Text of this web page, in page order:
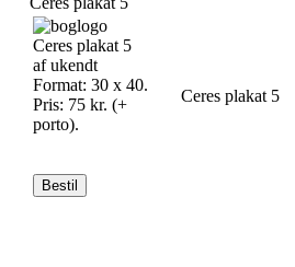
Ceres plakat 5
af ukendt
Format: 30 x 40.
Pris: 75 kr. (+
porto).
Bestil
Ceres plakat 5